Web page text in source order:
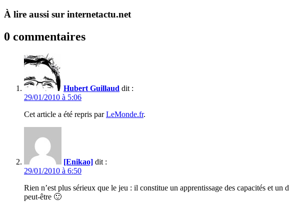
À lire aussi sur internetactu.net
0 commentaires
Hubert Guillaud dit :
29/01/2010 à 5:06
Cet article a été repris parLeMonde.fr.
[Enikao] dit :
29/01/2010 à 6:50
Rien n’est plus sérieux que le jeu : il constitue un apprentissage des capacités et
peut-être 🙂